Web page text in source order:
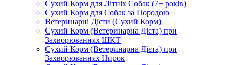
Сухий Корм для Літніх Собак (7+ років)
Сухий Корм для Собак за Породою
Ветеринарні Дієти (Сухий Корм)
Сухий Корм (Ветеринарна Дієта) при
Захворюваннях ШКТ
Сухий Корм (Ветеринарна Дієта) при
Захворюваннях Нирок